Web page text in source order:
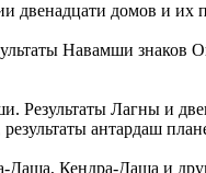
домов и
Навамши
Результаты Лагны и
антардаш
Кендра-Дашa и